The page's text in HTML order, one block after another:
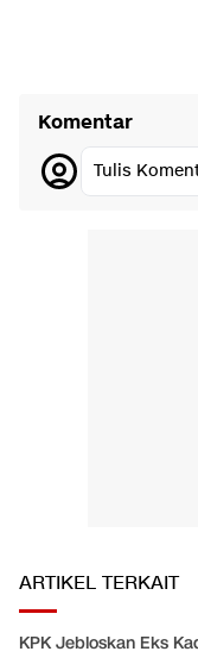
Komentar
Tulis
ARTIKEL TERKAIT
KPK Jebloskan Eks